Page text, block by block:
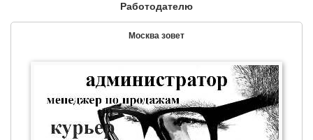
Работодателю
Москва зовет